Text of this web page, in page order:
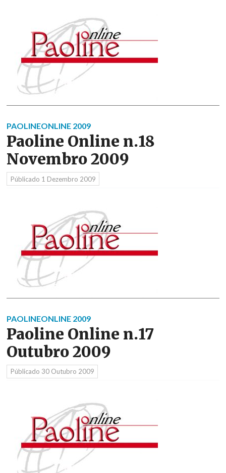
PAOLINEONLINE 2009
Paoline Online n.18
Novembro 2009
Públicado 1 Dezembro 2009
PAOLINEONLINE 2009
Paoline Online n.17
Outubro 2009
Públicado 30 Outubro 2009